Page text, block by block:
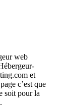
web
et
c’est que
soit pour la